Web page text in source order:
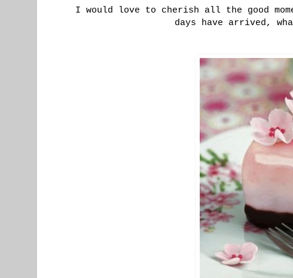
I would love to cherish all the good
days have arrived,